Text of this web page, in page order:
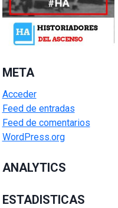
META
Acceder
Feed de entradas
Feed de comentarios
WordPress.org
ANALYTICS
ESTADISTICAS